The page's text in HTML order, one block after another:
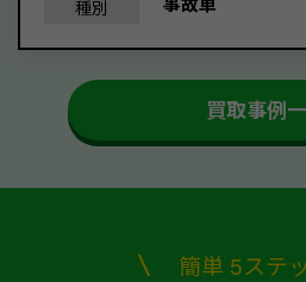
種別
買取事例
簡単 5ステ